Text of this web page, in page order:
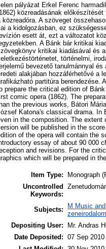
pályázat Erkel Ferenc
közreadásának
közreadóra. A szöveget
a kidolgozásban, ez
esett át, ezt a változatot
A Bánk bár kritikai
kritikai kiadásával és
történelmi,
bevezető tanulmánnyal
alakjában hozzáférhetővé a
partitúra berendezése.
prepare the critical edition of
comic opera (1862). The
the previous works, Bátori
Katona's classical drama. In
in the composition. The extent
will be published in the
of the opera will contain the
essay of about 90 000
and revisions. For the
which will be prepared in
Item Type:
Monograph
Uncontrolled
Keywords:
Subjects:
M Music
Depositing User:
Mr. Andras
Date Deposited: 07 Sep